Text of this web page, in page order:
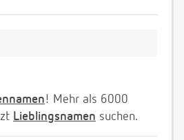
! Mehr als 6000
Lieblingsnamen suchen.